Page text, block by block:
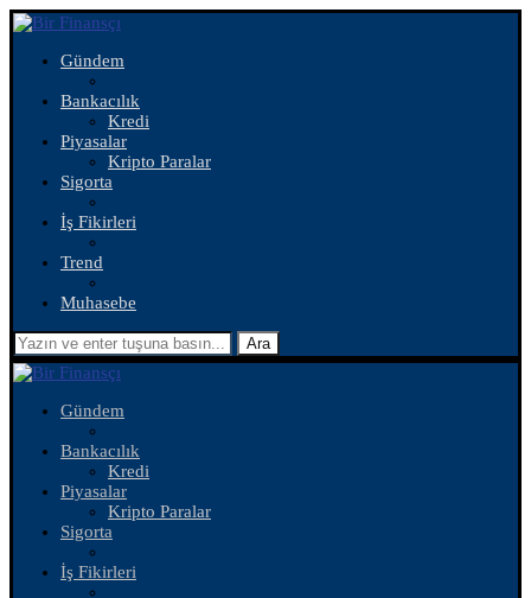
Gündem
Bankacılık
Kredi
Piyasalar
Kripto Paralar
Sigorta
İş Fikirleri
Trend
Muhasebe
Ara
Gündem
Bankacılık
Kredi
Piyasalar
Kripto Paralar
Sigorta
İş Fikirleri